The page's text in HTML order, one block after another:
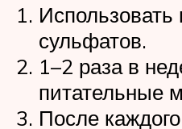
сульфатов.
1–2 раза в
питательные
После